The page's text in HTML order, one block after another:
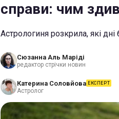
справи: чим
Астрологиня розкрила, які
Сюзанна Аль Маріді
редактор стрічки новин
Катерина Соловйова ЕКСПЕРТ
Астролог